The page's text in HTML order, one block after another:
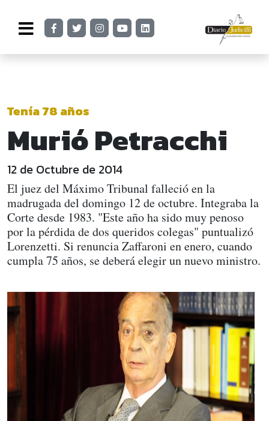
Tenía 78 años
Murió Petracchi
12 de Octubre de 2014
El juez del Máximo Tribunal falleció en la
madrugada del domingo 12 de octubre. Integraba la
Corte desde 1983. "Este año ha sido muy penoso
por la pérdida de dos queridos colegas" puntualizó
Lorenzetti. Si renuncia Zaffaroni en enero, cuando
cumpla 75 años, se deberá elegir un nuevo ministro.